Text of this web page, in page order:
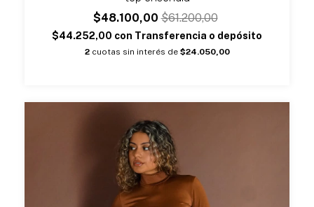
$48.100,00$61.200,00
$44.252,00 con Transferencia o depósito
2 cuotas sin interés de $24.050,00